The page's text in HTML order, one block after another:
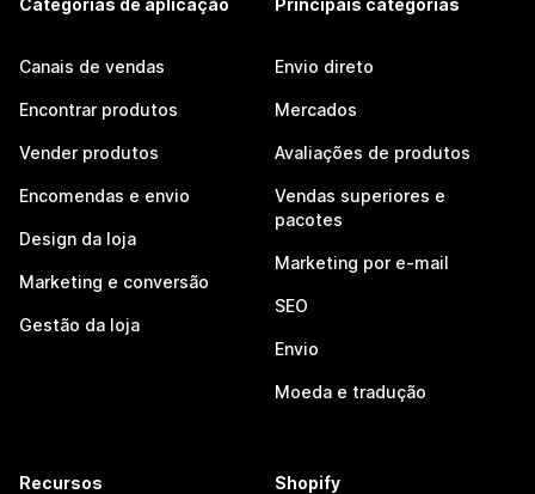
Categorias de aplicação
Canais de vendas
Encontrar produtos
Vender produtos
Encomendas e envio
Design da loja
Marketing e conversão
Gestão da loja
Principais categorias
Envio direto
Mercados
Avaliações de produtos
Vendas superiores e
pacotes
Marketing por e-mail
SEO
Envio
Moeda e tradução
Recursos Shopify